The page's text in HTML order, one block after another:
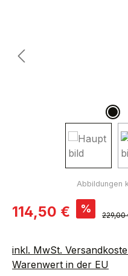
Verkaufspreis:
114,50 € %
229,00
inkl. MwSt.
Warenwert in der EU